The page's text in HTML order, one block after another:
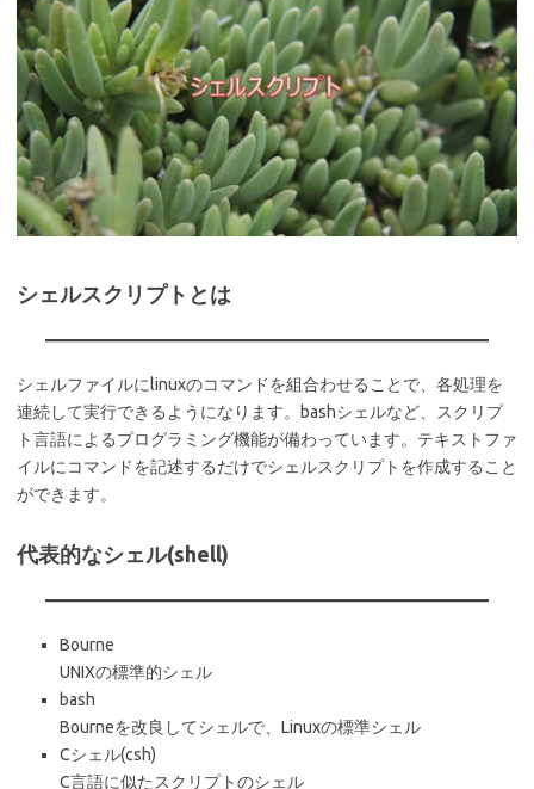
シェルスクリプトとは
シェルファイルにlinuxのコマンドを組合わせることで、各処理を
連続して実行できるようになります。bashシェルなど、スクリプ
ト言語によるプログラミング機能が備わっています。テキストファ
イルにコマンドを記述するだけでシェルスクリプトを作成すること
ができます。
代表的なシェル(shell)
Bourne
UNIXの標準的シェル
bash
Bourneを改良してシェルで、Linuxの標準シェル
Cシェル(csh)
C言語に似たスクリプトのシェル